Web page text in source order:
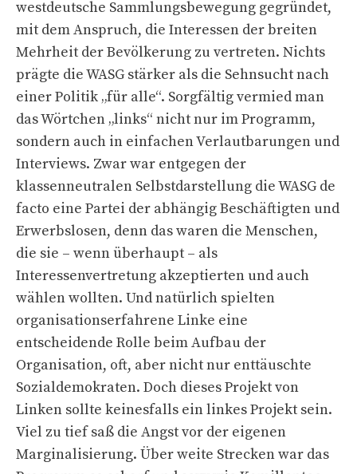
westdeutsche Sammlungsbewegung gegründet,
mit dem Anspruch, die Interessen der breiten
Mehrheit der Bevölkerung zu vertreten. Nichts
prägte die WASG stärker als die Sehnsucht nach
einer Politik „für alle“. Sorgfältig vermied man
das Wörtchen „links“ nicht nur im Programm,
sondern auch in einfachen Verlautbarungen und
Interviews. Zwar war entgegen der
klassenneutralen Selbstdarstellung die WASG de
facto eine Partei der abhängig Beschäftigten und
Erwerbslosen, denn das waren die Menschen,
die sie – wenn überhaupt – als
Interessenvertretung akzeptierten und auch
wählen wollten. Und natürlich spielten
organisationserfahrene Linke eine
entscheidende Rolle beim Aufbau der
Organisation, oft, aber nicht nur enttäuschte
Sozialdemokraten. Doch dieses Projekt von
Linken sollte keinesfalls ein linkes Projekt sein.
Viel zu tief saß die Angst vor der eigenen
Marginalisierung. Über weite Strecken war das